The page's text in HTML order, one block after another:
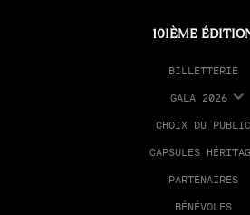
10IÈME
BILLETTERIE
GALA 2026
CHOIX DU PUBLIC
CAPSULES
PARTENAIRES
BÉNÉVOLES